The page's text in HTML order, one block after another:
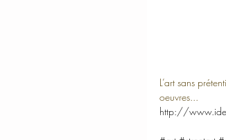
L’art sans
oeuvres...
http://